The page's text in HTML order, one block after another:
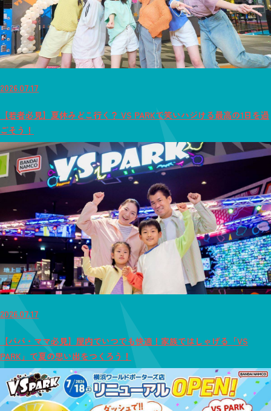
2026.07.17
【若者必見】夏休みどこ行く？ VS PARKで笑いハジける最高の1日を過
ごそう！
2026.07.17
【パパ・ママ必見】屋内でいつでも快適！家族ではしゃげる「VS
PARK」で夏の思い出をつくろう！